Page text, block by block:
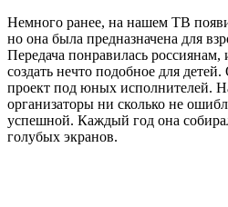
Немного ранее, на нашем ТВ
но она была предназначена для
Передача понравилась
создать нечто подобное для
проект под юных исполнителей.
организаторы ни сколько не
успешной. Каждый год она
голубых экранов.